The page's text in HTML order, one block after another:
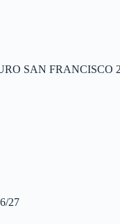
SAN FRANCISCO
27